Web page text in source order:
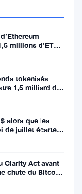
millions d’ETH
tokenisés
1,5 milliard de
alors que les
de juillet écartent
Clarity Act avant
chute du Bitcoin